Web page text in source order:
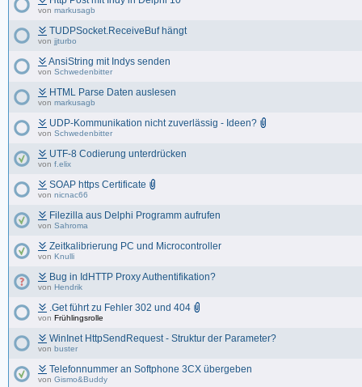
von markusagb
TUDPSocket.ReceiveBuf hängt
von jjturbo
AnsiString mit Indys senden
von Schwedenbitter
HTML Parse Daten auslesen
von markusagb
UDP-Kommunikation nicht zuverlässig - Ideen?
von Schwedenbitter
UTF-8 Codierung unterdrücken
von f.elix
SOAP https Certificate
von nicnac66
Filezilla aus Delphi Programm aufrufen
von Sahroma
Zeitkalibrierung PC und Microcontroller
von Knulli
Bug in IdHTTP Proxy Authentifikation?
von Hendrik
.Get führt zu Fehler 302 und 404
von Frühlingsrolle
WinInet HttpSendRequest - Struktur der Parameter?
von buster
Telefonnummer an Softphone 3CX übergeben
von Gismo&Buddy